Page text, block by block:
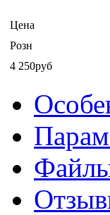
Цена
Розн
4 250руб